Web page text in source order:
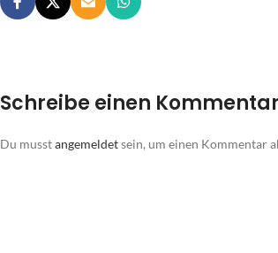
Schreibe einen Kommentar
Du musstangemeldetsein, um einen Kommentar